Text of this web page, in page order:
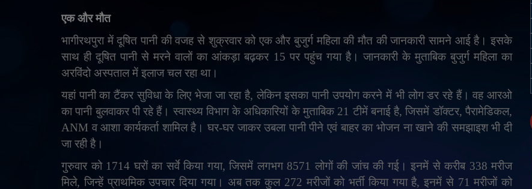
एक और मौत
भागीरथपुरा में दूषित पानी की वजह से शुक्रवार को एक और बुजुर्ग महिला की मौत की जानकारी सामने आई है। इसके
साथ ही दूषित पानी से मरने वालों का आंकड़ा बढ़कर 15 पर पहुंच गया है। जानकारी के मुताबिक बुजुर्ग महिला का
अरविंदो अस्पताल में इलाज चल रहा था।
यहां पानी का टैंकर सुविधा के लिए भेजा जा रहा है, लेकिन इसका पानी उपयोग करने में भी लोग डर रहे हैं। वह आरओ
का पानी बुलवाकर पी रहे हैं। स्वास्थ्य विभाग के अधिकारियों के मुताबिक 21 टीमें बनाई है,जिसमें डॉक्टर,पैरामेडिकल,
ANM व आशा कार्यकर्ता शामिल है। घर-घर जाकर उबला पानी पीने एवं बाहर का भोजन ना खाने की समझाइश भी दी
जा रही है।
गुरुवार को 1714 घरों का सर्वे किया गया, जिसमें लगभग 8571 लोगों की जांच की गई। इनमें से करीब 338 मरीज
मिले, जिन्हें प्राथमिक उपचार दिया गया। अब तक कुल 272 मरीजों को भर्ती किया गया है, इनमें से 71 मरीजों को